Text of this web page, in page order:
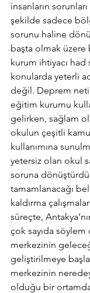
insanların
şekilde sadece
sorunu haline
başta olmak
kurum ihtiyacı had
konularda yeterli
değil. Deprem
eğitim kurumu
gelirken, sağlam
okulun çeşitli kamu
kullanımına
yetersiz olan okul
soruna
tamamlanacağı
kaldırma
süreçte,
çok sayıda söylem
merkezinin
geliştirilmeye
merkezinin
olduğu bir ortamda